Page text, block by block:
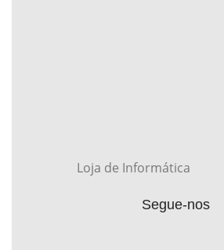
Loja de Informática
Segue-nos